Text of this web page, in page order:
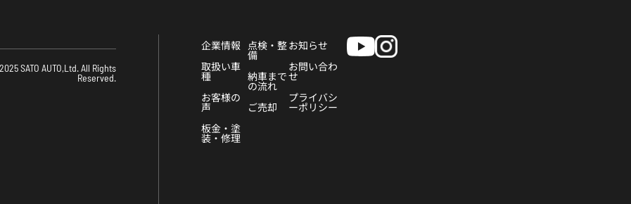
SATO AUTO,Ltd. All Rights
Reserved.
企業情報
取扱い車
種
お客様の
声
板金・塗
装・修理
点検・整
備
納車まで
の流れ
ご売却
お知らせ
お問い合わ
せ
プライバシ
ーポリシー